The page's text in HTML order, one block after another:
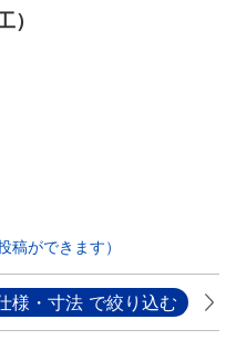
）
ができます）
様・寸法 で絞り込む